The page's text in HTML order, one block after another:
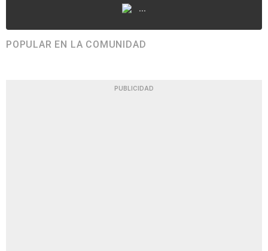
...
POPULAR EN LA COMUNIDAD
PUBLICIDAD